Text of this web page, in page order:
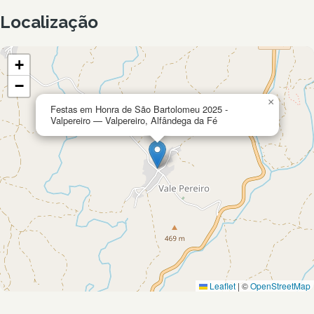
Localização
Festas em Honra de São Bartolomeu 2025 -
Valpereiro — Valpereiro, Alfândega da Fé
×
+
−
Leaflet | ©OpenStreetMap